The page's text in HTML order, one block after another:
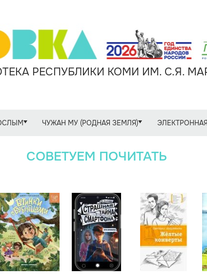
РЕСПУБЛИКИ КОМИ ИМ. С.Я.
ЧУЖАН МУ (РОДНАЯ ЗЕМЛЯ)
СОВЕТУЕМ ПОЧИТАТЬ